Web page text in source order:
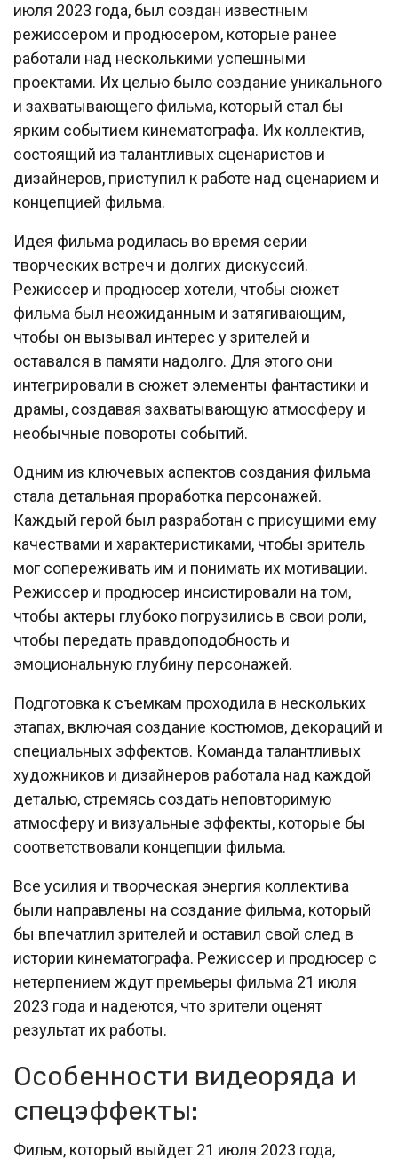
июля 2023 года, был создан известным
режиссером и продюсером, которые ранее
работали над несколькими успешными
проектами. Их целью было создание уникального
и захватывающего фильма, который стал бы
ярким событием кинематографа. Их коллектив,
состоящий из талантливых сценаристов и
дизайнеров, приступил к работе над сценарием и
концепцией фильма.
Идея фильма родилась во время серии
творческих встреч и долгих дискуссий.
Режиссер и продюсер хотели, чтобы сюжет
фильма был неожиданным и затягивающим,
чтобы он вызывал интерес у зрителей и
оставался в памяти надолго. Для этого они
интегрировали в сюжет элементы фантастики и
драмы, создавая захватывающую атмосферу и
необычные повороты событий.
Одним из ключевых аспектов создания фильма
стала детальная проработка персонажей.
Каждый герой был разработан с присущими ему
качествами и характеристиками, чтобы зритель
мог сопереживать им и понимать их мотивации.
Режиссер и продюсер инсистировали на том,
чтобы актеры глубоко погрузились в свои роли,
чтобы передать правдоподобность и
эмоциональную глубину персонажей.
Подготовка к съемкам проходила в нескольких
этапах, включая создание костюмов, декораций и
специальных эффектов. Команда талантливых
художников и дизайнеров работала над каждой
деталью, стремясь создать неповторимую
атмосферу и визуальные эффекты, которые бы
соответствовали концепции фильма.
Все усилия и творческая энергия коллектива
были направлены на создание фильма, который
бы впечатлил зрителей и оставил свой след в
истории кинематографа. Режиссер и продюсер с
нетерпением ждут премьеры фильма 21 июля
2023 года и надеются, что зрители оценят
результат их работы.
Особенности видеоряда и
спецэффекты:
Фильм, который выйдет 21 июля 2023 года,